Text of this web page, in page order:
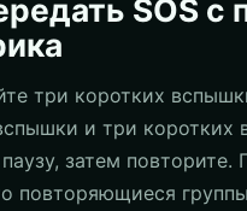
SOS
три коротких
и три коротких
затем повторите.
повторяющиеся